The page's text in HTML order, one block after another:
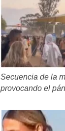
Secuencia de la
provocando el